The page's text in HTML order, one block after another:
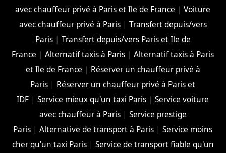
avec chauffeur privé à Paris et Ile de France |Voiture
avec chauffeur privé à Paris| Transfert depuis/vers
Paris| Transfert depuis/vers Paris et Ile de
France |Alternatif taxis à Paris |Alternatif taxis à Paris
et Ile de France | Réserver un chauffeur privé à
Paris | Réserver un chauffeur privé à Paris et
IDF |Service mieux qu'un taxi Paris |Service voiture
avec chauffeur à Paris| Service prestige
Paris |Alternative de transport à Paris |Service moins
cher qu'un taxi Paris| Service de transport fiable qu'un